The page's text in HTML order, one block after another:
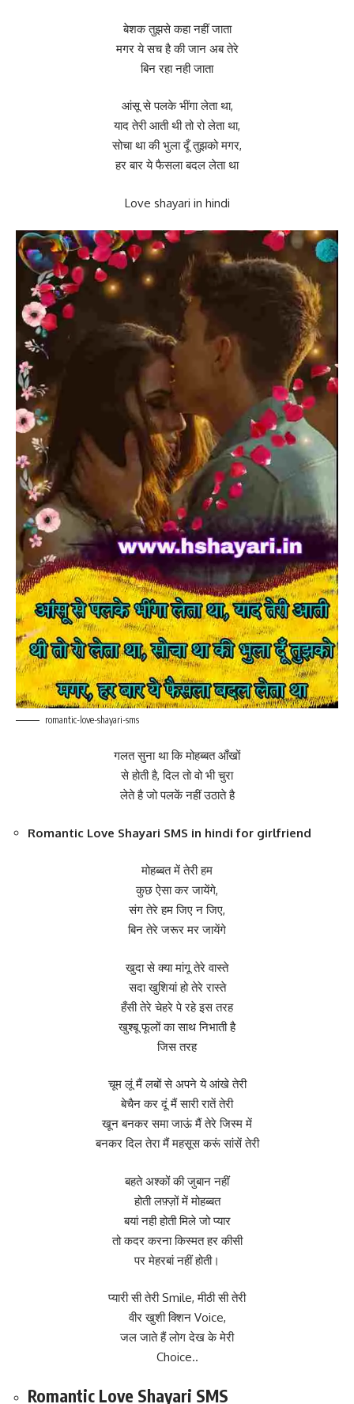
बेशक तुझसे कहा नहीं जाता
मगर ये सच है की जान अब तेरे
बिन रहा नही जाता
आंसू से पलके भींगा लेता था,
याद तेरी आती थी तो रो लेता था,
सोचा था की भुला दूँ तुझको मगर,
हर बार ये फैसला बदल लेता था
Love shayari in hindi
romantic-love-shayari-sms
गलत सुना था कि मोहब्बत आँखों
से होती है, दिल तो वो भी चुरा
लेते है जो पलकें नहीं उठाते है
Romantic Love Shayari SMS in hindi for girlfriend
मोहब्बत में तेरी हम
कुछ ऐसा कर जायेंगे,
संग तेरे हम जिए न जिए,
बिन तेरे जरूर मर जायेंगे
खुदा से क्या मांगू तेरे वास्ते
सदा खुशियां हो तेरे रास्ते
हँसी तेरे चेहरे पे रहे इस तरह
खुश्बू फूलों का साथ निभाती है
जिस तरह
चूम लूं मैं लबों से अपने ये आंखे तेरी
बेचैन कर दूं मैं सारी रातें तेरी
खून बनकर समा जाऊं मैं तेरे जिस्म में
बनकर दिल तेरा मैं महसूस करूं सांसें तेरी
बहते अश्कों की जुबान नहीं
होती लफ़्ज़ों में मोहब्बत
बयां नही होती मिले जो प्यार
तो कदर करना किस्मत हर कीसी
पर मेहरबां नहीं होती।
प्यारी सी तेरी Smile, मीठी सी तेरी
वीर खुशी क्शिन Voice,
जल जाते हैं लोग देख के मेरी
Choice..
Romantic Love Shayari SMS